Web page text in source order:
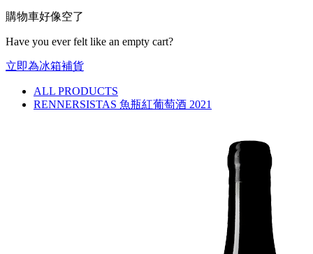
購物車好像空了
Have you ever felt like an empty cart?
立即為冰箱補貨
ALL PRODUCTS
RENNERSISTAS 魚瓶紅葡萄酒 2021